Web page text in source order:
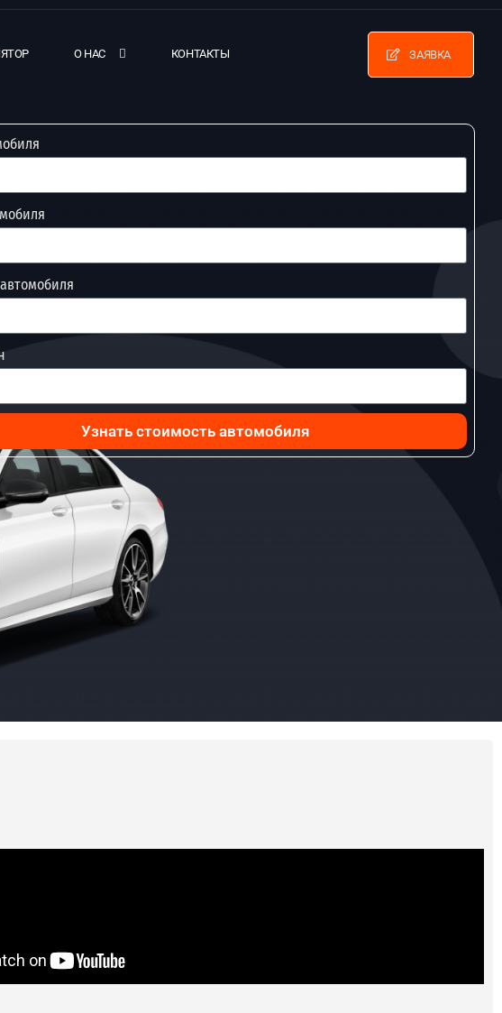
О НАС КОНТАКТЫ ЗАЯВКА
Узнать стоимость автомобиля